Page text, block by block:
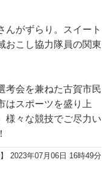
んがずらり。スイート
おこし協力隊員の関東
考会を兼ねた古賀市民
はスポーツを盛り上
様々な競技でご尽力い
】 2023年07月06日 16時49分